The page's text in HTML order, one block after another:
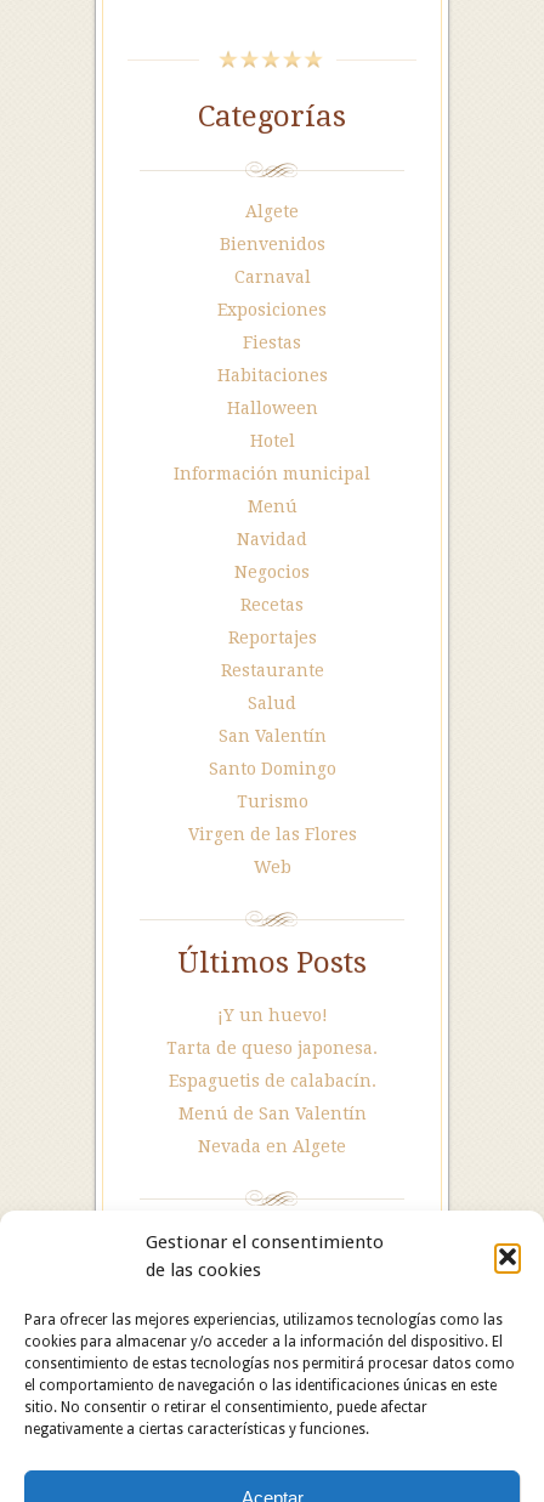
Gestionar el consentimiento
de las cookies
Para ofrecer las mejores experiencias, utilizamos tecnologías como las
cookies para almacenar y/o acceder a la información del dispositivo. El
consentimiento de estas tecnologías nos permitirá procesar datos como
el comportamiento de navegación o las identificaciones únicas en este
sitio. No consentir o retirar el consentimiento, puede afectar
negativamente a ciertas características y funciones.
Aceptar
Categorías
Algete
Bienvenidos
Carnaval
Exposiciones
Fiestas
Habitaciones
Halloween
Hotel
Información municipal
Menú
Navidad
Negocios
Recetas
Reportajes
Restaurante
Salud
San Valentín
Santo Domingo
Turismo
Virgen de las Flores
Web
Últimos Posts
¡Y un huevo!
Tarta de queso japonesa.
Espaguetis de calabacín.
Menú de San Valentín
Nevada en Algete
Hotel Restaurante Asador Algete. C/ San Roque, 25.
28110 Algete (Madrid). Hotel: 91 628 29 05 /